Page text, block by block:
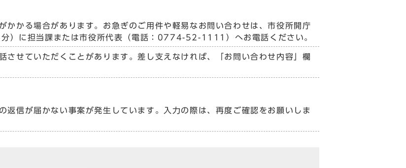
かかる場合があります。お急ぎのご用件や軽易なお問い合わせは、市役所開庁
）に担当課または市役所代表（電話：0774-52-1111）へお電話ください。
させていただくことがあります。差し支えなければ、「お問い合わせ内容」欄
返信が届かない事案が発生しています。入力の際は、再度ご確認をお願いしま